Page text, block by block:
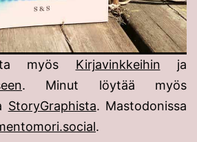
myös Kirjavinkkeihin ja
. Minut löytää myös
StoryGraphista. Mastodonissa
.